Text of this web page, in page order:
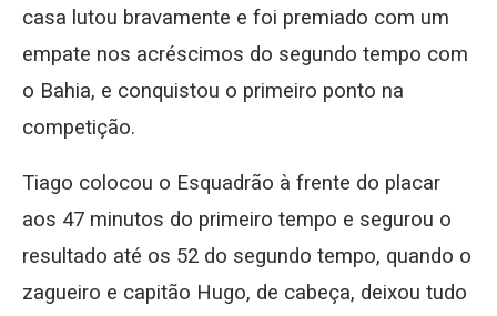
casa lutou bravamente e foi premiado com um
empate nos acréscimos do segundo tempo com
o Bahia, e conquistou o primeiro ponto na
competição.
Tiago colocou o Esquadrão à frente do placar
aos 47 minutos do primeiro tempo e segurou o
resultado até os 52 do segundo tempo, quando o
zagueiro e capitão Hugo, de cabeça, deixou tudo